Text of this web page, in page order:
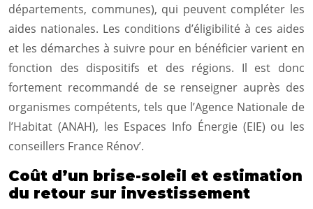
départements, communes), qui peuvent compléter les
aides nationales. Les conditions d’éligibilité à ces aides
et les démarches à suivre pour en bénéficier varient en
fonction des dispositifs et des régions. Il est donc
fortement recommandé de se renseigner auprès des
organismes compétents, tels que l’Agence Nationale de
l’Habitat (ANAH), les Espaces Info Énergie (EIE) ou les
conseillers France Rénov’.
Coût d’un brise-soleil et estimation
du retour sur investissement